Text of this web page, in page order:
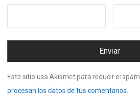
Este sitio usa Akismet para reducir el spam.
procesan los datos de tus comentarios.